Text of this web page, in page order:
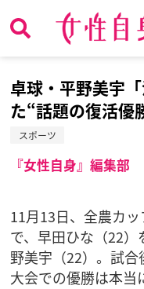
卓球・平野美宇
た“話題の復活優
スポーツ
『女性自身』編集部
11月13日、全農カ
で、早田ひな（22
野美宇（22）。試
大会での優勝は本当